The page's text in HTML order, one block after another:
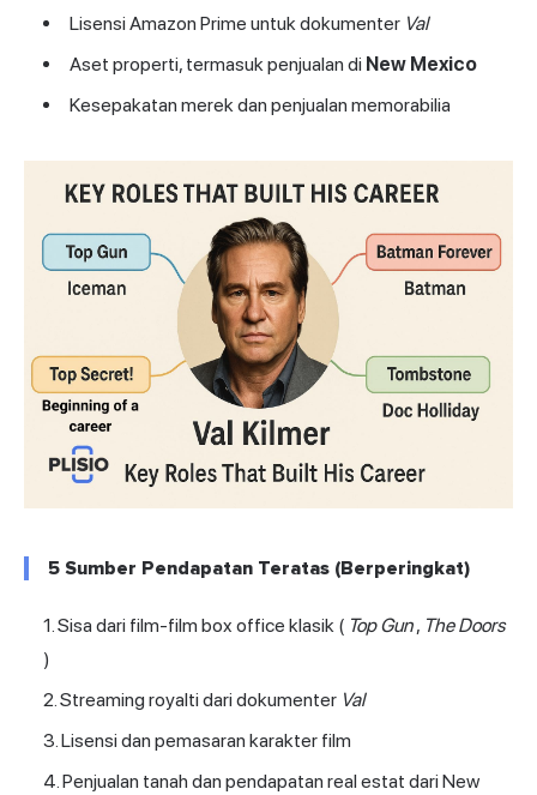
Lisensi Amazon Prime untuk dokumenter Val
Aset properti, termasuk penjualan di New Mexico
Kesepakatan merek dan penjualan memorabilia
5 Sumber Pendapatan Teratas (Berperingkat)
Sisa dari film-film box office klasik ( Top Gun, The Doors
)
Streaming royalti dari dokumenter Val
Lisensi dan pemasaran karakter film
Penjualan tanah dan pendapatan real estat dari New